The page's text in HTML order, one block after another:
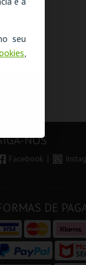
seu
,
NOS
Facebook
DE